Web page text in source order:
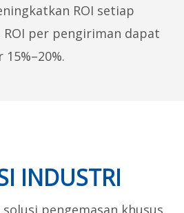
ROI setiap
ROI per pengiriman dapat
INDUSTRI
solusi pengemasan khusus